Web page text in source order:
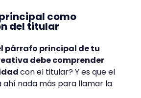
como
del titular
párrafo principal de tu
debe comprender
con el titular? Y es que el
ahí nada más para llamar la